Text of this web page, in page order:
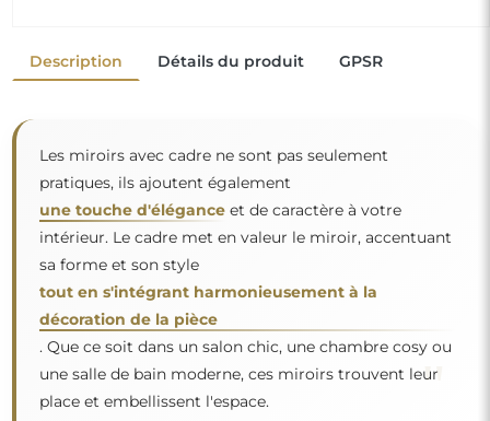
Description Détails du produit GPSR
Les miroirs avec cadre ne sont pas seulement
pratiques, ils ajoutent également
une touche d'éléganceet de caractère à votre
intérieur. Le cadre met en valeur le miroir, accentuant
sa forme et son style
tout en s'intégrant harmonieusement à la
décoration de la pièce
. Que ce soit dans un salon chic, une chambre cosy ou
une salle de bain moderne, ces miroirs trouvent leur
place et embellissent l'espace.
"